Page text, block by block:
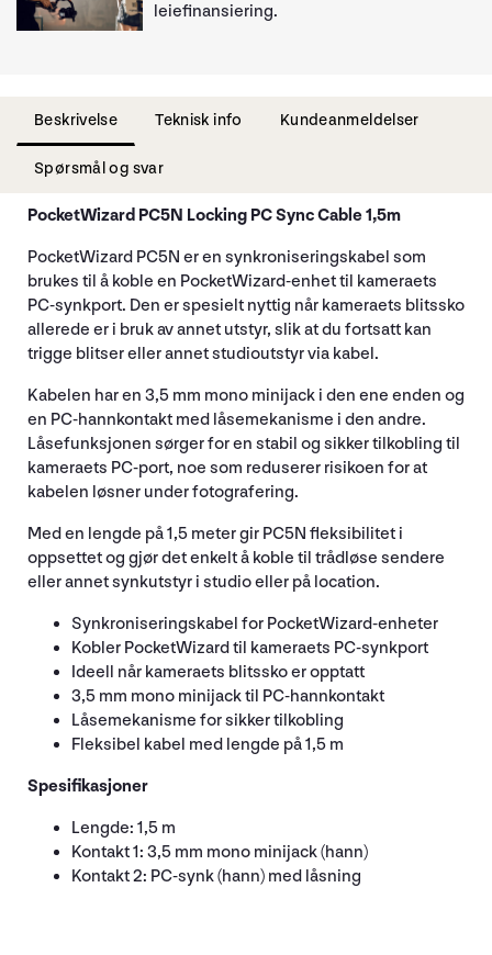
leiefinansiering.
Beskrivelse Teknisk info Kundeanmeldelser
Spørsmål og svar
PocketWizard PC5N Locking PC Sync Cable 1,5m
PocketWizard PC5N er en synkroniseringskabel som
brukes til å koble en PocketWizard-enhet til kameraets
PC-synkport. Den er spesielt nyttig når kameraets blitssko
allerede er i bruk av annet utstyr, slik at du fortsatt kan
trigge blitser eller annet studioutstyr via kabel.
Kabelen har en 3,5 mm mono minijack i den ene enden og
en PC-hannkontakt med låsemekanisme i den andre.
Låsefunksjonen sørger for en stabil og sikker tilkobling til
kameraets PC-port, noe som reduserer risikoen for at
kabelen løsner under fotografering.
Med en lengde på 1,5 meter gir PC5N fleksibilitet i
oppsettet og gjør det enkelt å koble til trådløse sendere
eller annet synkutstyr i studio eller på location.
Synkroniseringskabel for PocketWizard-enheter
Kobler PocketWizard til kameraets PC-synkport
Ideell når kameraets blitssko er opptatt
3,5 mm mono minijack til PC-hannkontakt
Låsemekanisme for sikker tilkobling
Fleksibel kabel med lengde på 1,5 m
Spesifikasjoner
Lengde: 1,5 m
Kontakt 1: 3,5 mm mono minijack (hann)
Kontakt 2: PC-synk (hann) med låsning